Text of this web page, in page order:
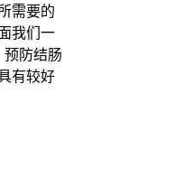
需要的
我们一
预防结肠
有较好